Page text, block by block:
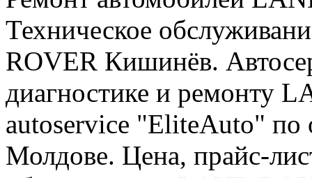
Техническое
ROVER Кишинёв.
диагностике и ремонту
autoservice "EliteAuto" по
Молдове. Цена, прайс-